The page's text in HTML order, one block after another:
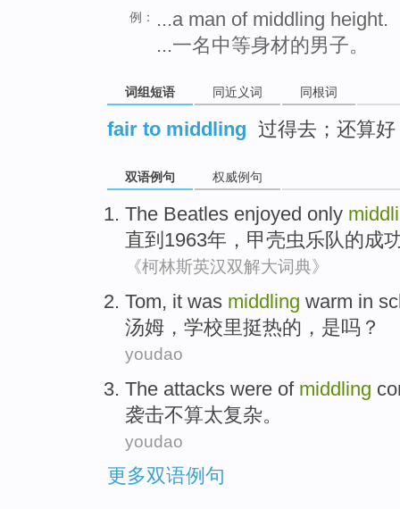
例：
...a man of middling height.
...一名中等身材的男子。
词组短语 同近义词 同根词
fair to middling 过得去；还算好
双语例句 权威例句
The Beatles enjoyed only
直到 1963年， 甲壳虫乐队的成
《柯林斯英汉双解大词典》
Tom, it was middling warm in
汤姆 ， 学校里挺热的，是吗？
youdao
The attacks were of middling
袭击不算太复杂。
youdao
更多双语例句